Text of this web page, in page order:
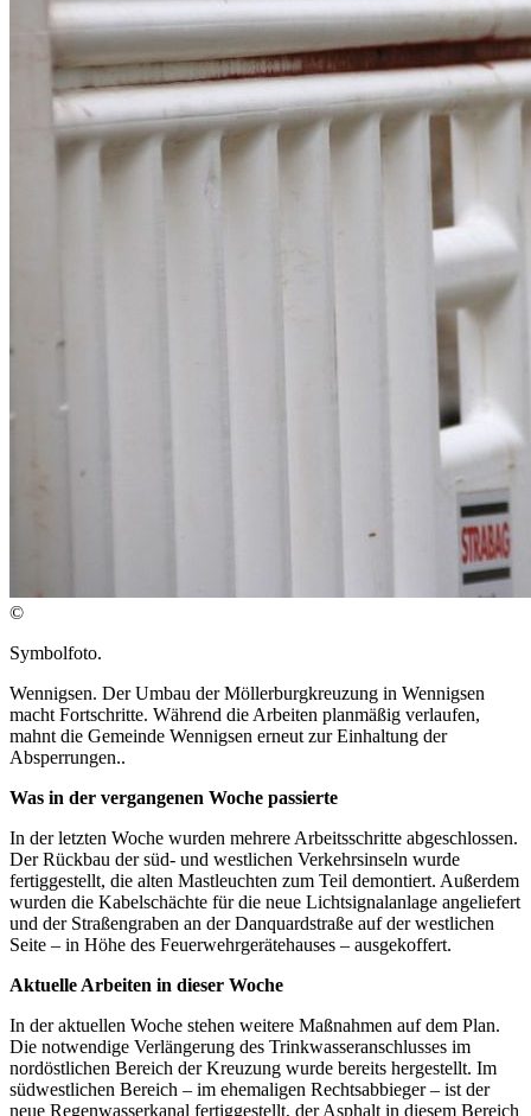
©
Symbolfoto.
Wennigsen. Der Umbau der Möllerburgkreuzung in Wennigsen
macht Fortschritte. Während die Arbeiten planmäßig verlaufen,
mahnt die Gemeinde Wennigsen erneut zur Einhaltung der
Absperrungen..
Was in der vergangenen Woche passierte
In der letzten Woche wurden mehrere Arbeitsschritte abgeschlossen.
Der Rückbau der süd- und westlichen Verkehrsinseln wurde
fertiggestellt, die alten Mastleuchten zum Teil demontiert. Außerdem
wurden die Kabelschächte für die neue Lichtsignalanlage angeliefert
und der Straßengraben an der Danquardstraße auf der westlichen
Seite – in Höhe des Feuerwehrgerätehauses – ausgekoffert.
Aktuelle Arbeiten in dieser Woche
In der aktuellen Woche stehen weitere Maßnahmen auf dem Plan.
Die notwendige Verlängerung des Trinkwasseranschlusses im
nordöstlichen Bereich der Kreuzung wurde bereits hergestellt. Im
südwestlichen Bereich – im ehemaligen Rechtsabbieger – ist der
neue Regenwasserkanal fertiggestellt, der Asphalt in diesem Bereich